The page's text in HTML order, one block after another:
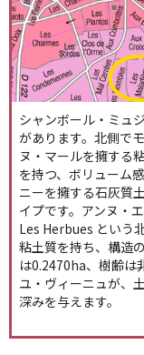
シャンボール・ミュ
があります。北側で
ヌ・マールを擁する
を持つ、ボリューム
ニーを擁する石灰質
イプです。アンヌ・
Les Herbues という
粘土質を持ち、構造
は0.2470ha、樹齢は
ユ・ヴィーニュが、
深みを与えます。